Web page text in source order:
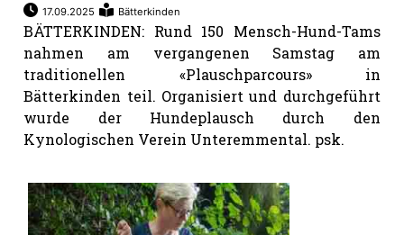
17.09.2025 Bätterkinden
BÄTTERKINDEN: Rund 150 Mensch-Hund-Tams
nahmen am vergangenen Samstag am
traditionellen «Plauschparcours» in
Bätterkinden teil. Organisiert und durchgeführt
wurde der Hundeplausch durch den
Kynologischen Verein Unteremmental. psk.